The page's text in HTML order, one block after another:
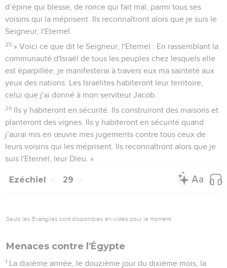
d’épine qui blesse, de ronce qui fait mal, parmi tous ses
voisins qui la méprisent. Ils reconnaîtront alors que je suis le
Seigneur, l'Eternel.
25 » Voici ce que dit le Seigneur, l'Eternel : En rassemblant la
communauté d'Israël de tous les peuples chez lesquels elle
est éparpillée, je manifesterai à travers eux ma sainteté aux
yeux des nations. Les Israélites habiteront leur territoire,
celui que j'ai donné à mon serviteur Jacob.
26 Ils y habiteront en sécurité. Ils construiront des maisons et
planteront des vignes. Ils y habiteront en sécurité quand
j’aurai mis en œuvre mes jugements contre tous ceux de
leurs voisins qui les méprisent. Ils reconnaîtront alors que je
suis l'Eternel, leur Dieu. »
Ezéchiel 29
Seuls les Évangiles sont disponibles en vidéo pour le moment.
Menaces contre l'Égypte
1 La dixième année, le douzième jour du dixième mois, la